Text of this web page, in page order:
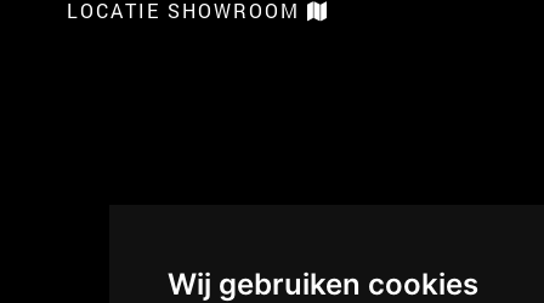
Wij gebruiken cookies
LOCATIE SHOWROOM